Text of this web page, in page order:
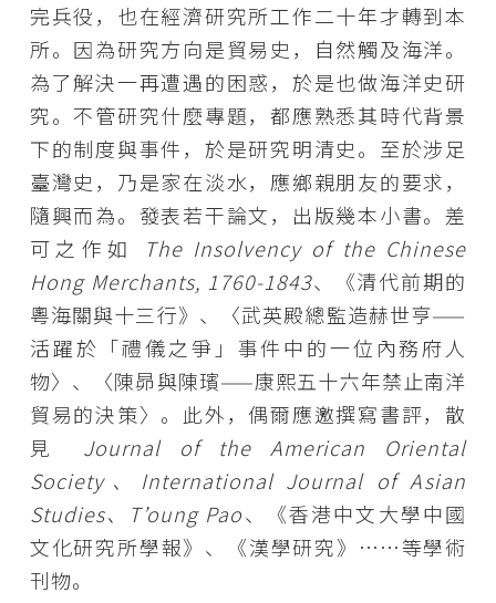
完兵役，也在經濟研究所工作二十年才轉到本
所。因為研究方向是貿易史，自然觸及海洋。
為了解決一再遭遇的困惑，於是也做海洋史研
究。不管研究什麼專題，都應熟悉其時代背景
下的制度與事件，於是研究明清史。至於涉足
臺灣史，乃是家在淡水，應鄉親朋友的要求，
隨興而為。發表若干論文，出版幾本小書。差
可之作如
The Insolvency of the Chinese
Hong Merchants, 1760-1843、《清代前期的
粵海關與十三行》、〈武英殿總監造赫世亨——
活躍於「禮儀之爭」事件中的一位內務府人
物〉、〈陳昴與陳璸——康熙五十六年禁止南洋
貿易的決策〉。此外，偶爾應邀撰寫書評，散
見 Journal of the American Oriental
Society、International Journal of Asian
Studies、T’oung Pao、《香港中文大學中國
文化研究所學報》、《漢學研究》⋯⋯等學術
刊物。